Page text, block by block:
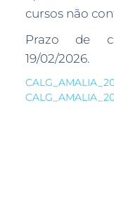
cursos não
Prazo de
19/02/2026.